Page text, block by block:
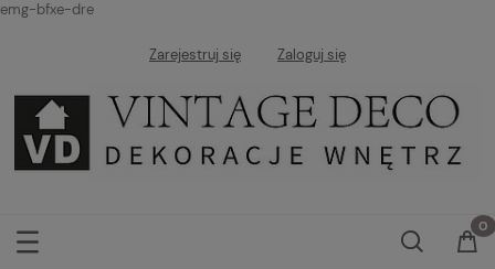
emg-bfxe-dre
Zarejestruj się Zaloguj się